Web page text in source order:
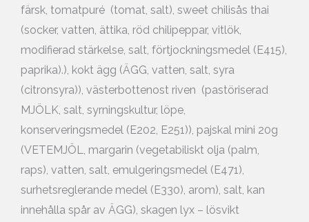
färsk, tomatpuré (tomat, salt), sweet chilisås thai
(socker, vatten, ättika, röd chilipeppar, vitlök,
modifierad stärkelse, salt, förtjockningsmedel (E415),
paprika).), kokt ägg (ÄGG, vatten, salt, syra
(citronsyra)), västerbottenost riven (pastöriserad
MJÖLK, salt, syrningskultur, löpe,
konserveringsmedel (E202, E251)), pajskal mini 20g
(VETEMJÖL, margarin (vegetabiliskt olja (palm,
raps), vatten, salt, emulgeringsmedel (E471),
surhetsreglerande medel (E330), arom), salt, kan
innehålla spår av ÄGG), skagen lyx – lösvikt